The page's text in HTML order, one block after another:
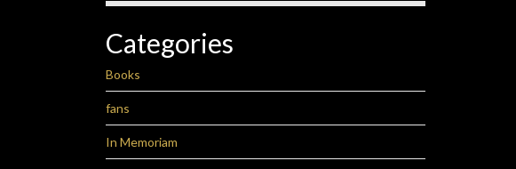
Categories
Books
fans
In Memoriam